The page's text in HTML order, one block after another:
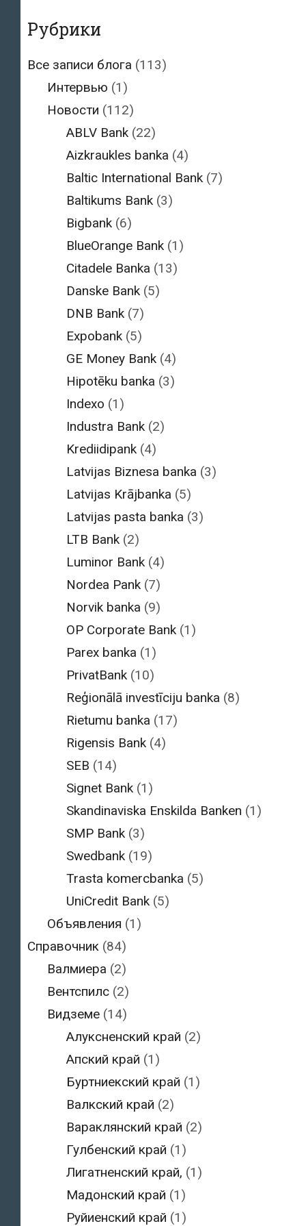
Рубрики
Все записи блога (113)
Интервью (1)
Новости (112)
ABLV Bank (22)
Aizkraukles banka (4)
Baltic International Bank (7)
Baltikums Bank (3)
Bigbank (6)
BlueOrange Bank (1)
Citadele Banka (13)
Danske Bank (5)
DNB Bank (7)
Expobank (5)
GE Money Bank (4)
Hipotēku banka (3)
Indexo (1)
Industra Bank (2)
Krediidipank (4)
Latvijas Biznesa banka (3)
Latvijas Krājbanka (5)
Latvijas pasta banka (3)
LTB Bank (2)
Luminor Bank (4)
Nordea Pank (7)
Norvik banka (9)
OP Corporate Bank (1)
Parex banka (1)
PrivatBank (10)
Reģionālā investīciju banka (8)
Rietumu banka (17)
Rigensis Bank (4)
SEB (14)
Signet Bank (1)
Skandinaviska Enskilda Banken (1)
SMP Bank (3)
Swedbank (19)
Trasta komercbanka (5)
UniCredit Bank (5)
Объявления (1)
Справочник (84)
Валмиера (2)
Вентспилс(2)
Видземе(14)
Алуксненский край (2)
Апский край (1)
Буртниекский край (1)
Валкский край (2)
Вараклянский край (2)
Гулбенский край (1)
Лигатненский край, (1)
Мадонский край (1)
Руйиенский край (1)